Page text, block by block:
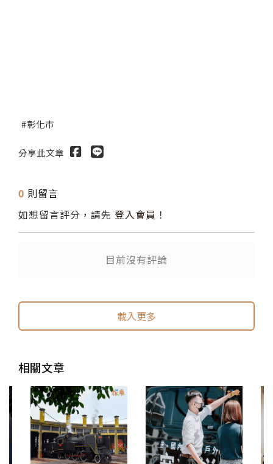
彰化市
分享此文章
0 則留言
如想留言評分，請先 登入會員 ！
目前沒有評論
載入更多
相關文章